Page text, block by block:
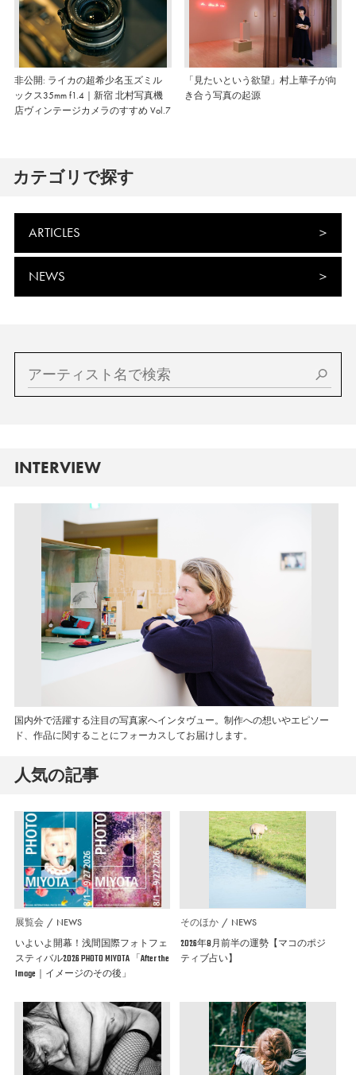
非公開: ライカの超希少名玉ズミル
ックス35mm f1.4｜新宿 北村写真機
店ヴィンテージカメラのすすめ Vol.7
「見たいという欲望」村上華子が向
き合う写真の起源
カテゴリで探す
ARTICLES
NEWS
INTERVIEW
国内外で活躍する注目の写真家へインタヴュー。制作への想いやエピソー
ド、作品に関することにフォーカスしてお届けします。
人気の記事
展覧会 NEWS
いよいよ開幕！浅間国際フォトフェ
スティバル2026 PHOTO MIYOTA 「After the
Image｜イメージのその後」
そのほか NEWS
2026年8月前半の運勢【マコのポジ
ティブ占い】